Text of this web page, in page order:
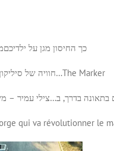
כך החיסון מגן על ילדיכם
חוויה של סיליקון ואלי בתל אבי…The Marker
בתאונה בדרך, ב…צילי עמיר –
qui va révolutionner le